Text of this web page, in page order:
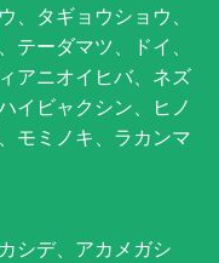
タギョウショウ、
ーダマツ、ドイ、
アニオイヒバ、ネズ
イビャクシン、ヒノ
モミノキ、ラカンマ
シデ、アカメガシ